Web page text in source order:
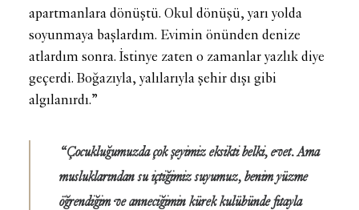
apartmanlara dönüştü. Okul dönüşü, yarı yolda
soyunmaya başlardım. Evimin önünden denize
atlardım sonra. İstinye zaten o zamanlar yazlık diye
geçerdi. Boğazıyla, yalılarıyla şehir dışı gibi
algılanırdı.”
“Çocukluğumuzda çok şeyimiz eksikti belki, evet. Ama
musluklarından su içtiğimiz suyumuz, benim yüzme
öğrendiğim ve anneciğimin kürek kulübünde fıtayla